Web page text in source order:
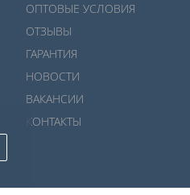
ОПТОВЫЕ УСЛОВИЯ
ОТЗЫВЫ
ГАРАНТИЯ
НОВОСТИ
ВАКАНСИИ
КОНТАКТЫ